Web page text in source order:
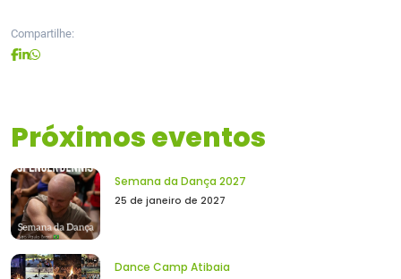
Compartilhe:
Próximos eventos
Semana da Dança 2027
25 de janeiro de 2027
Dance Camp Atibaia